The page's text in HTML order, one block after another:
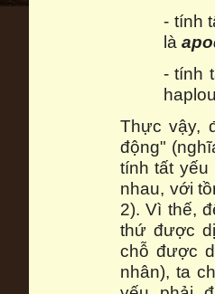
- tính
là
- tính
Thực vậy,
động"
tính tất yếu
nhau, với
2). Vì thế,
thứ được
chỗ được
nhân), ta